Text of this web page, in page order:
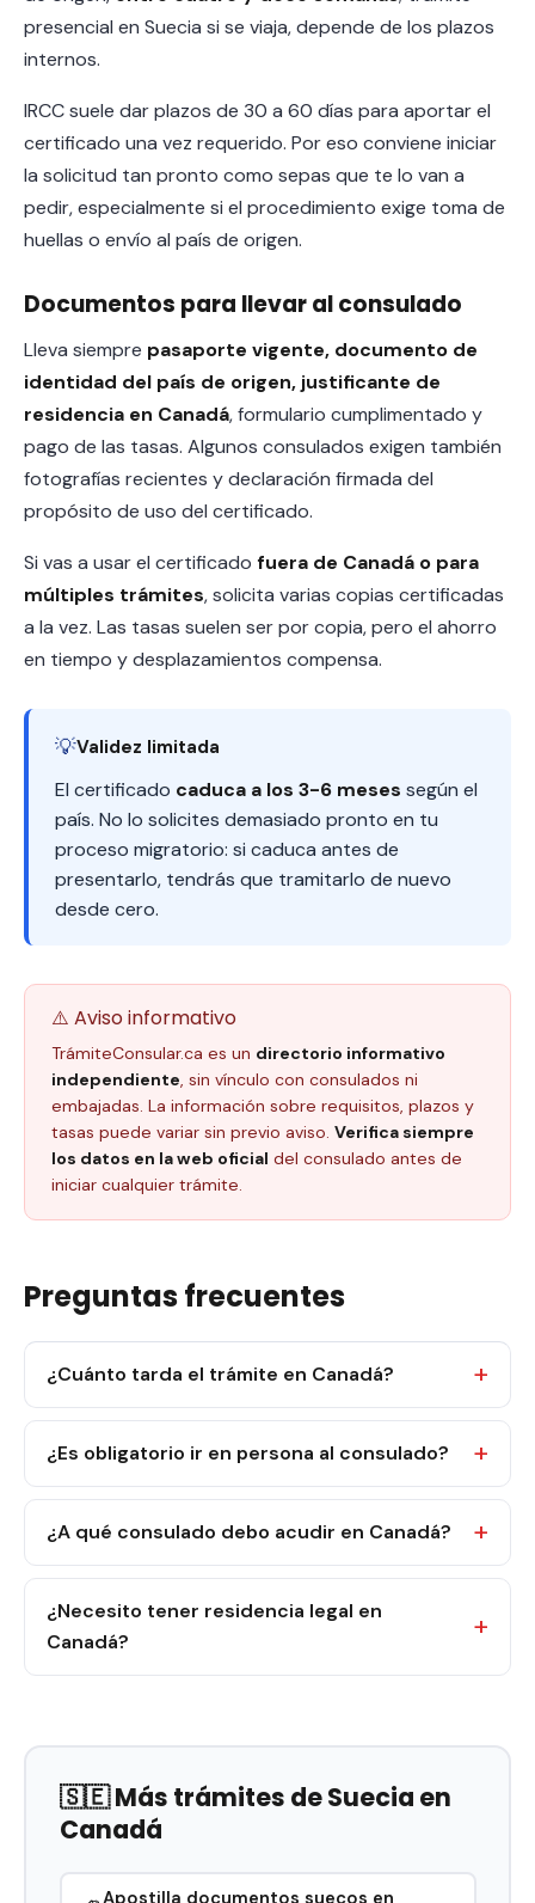
presencial en Suecia si se viaja, depende de los plazos
internos.
IRCC suele dar plazos de 30 a 60 días para aportar el
certificado una vez requerido. Por eso conviene iniciar
la solicitud tan pronto como sepas que te lo van a
pedir, especialmente si el procedimiento exige toma de
huellas o envío al país de origen.
Documentos para llevar al consulado
Lleva siempre pasaporte vigente, documento de
identidad del país de origen, justificante de
residencia en Canadá, formulario cumplimentado y
pago de las tasas. Algunos consulados exigen también
fotografías recientes y declaración firmada del
propósito de uso del certificado.
Si vas a usar el certificado fuera de Canadá o para
múltiples trámites, solicita varias copias certificadas
a la vez. Las tasas suelen ser por copia, pero el ahorro
en tiempo y desplazamientos compensa.
💡Validez limitada
El certificado caduca a los 3-6 meses según el
país. No lo solicites demasiado pronto en tu
proceso migratorio: si caduca antes de
presentarlo, tendrás que tramitarlo de nuevo
desde cero.
⚠️ Aviso informativo
TrámiteConsular.ca es un directorio informativo
independiente, sin vínculo con consulados ni
embajadas. La información sobre requisitos, plazos y
tasas puede variar sin previo aviso. Verifica siempre
los datos en la web oficial del consulado antes de
iniciar cualquier trámite.
Preguntas frecuentes
¿Cuánto tarda el trámite en Canadá?
¿Es obligatorio ir en persona al consulado?
¿A qué consulado debo acudir en Canadá?
¿Necesito tener residencia legal en
Canadá?
🇸🇪 Más trámites de Suecia en
Canadá
Apostilla documentos suecos en